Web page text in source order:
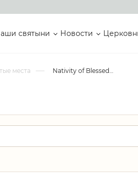
святыни Новости
места Nativity of Blessed Virgin Mary Catholic Mission Parish